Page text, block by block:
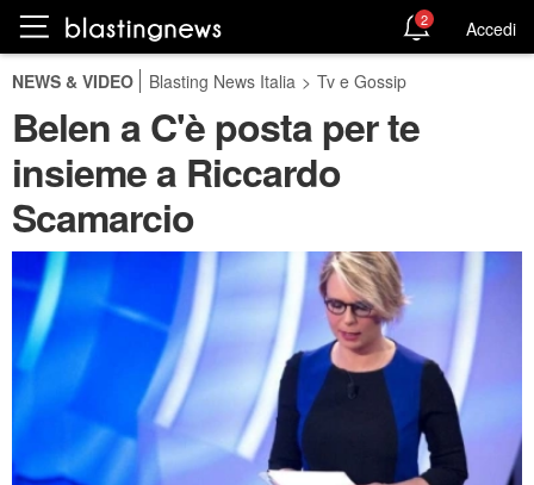
2 Accedi
NEWS & VIDEO Blasting News Italia > Tv e Gossip
Belen a C'è posta per te
insieme a Riccardo
Scamarcio